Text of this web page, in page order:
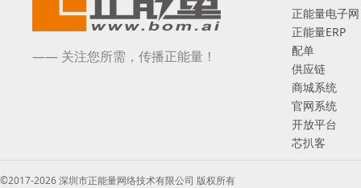
—— 关注您所需，传播正能量！
正能量电子网
正能量ERP
配单
供应链
商城系统
官网系统
开放平台
芯扒客
©2017-2026 深圳市正能量网络技术有限公司 版权所有